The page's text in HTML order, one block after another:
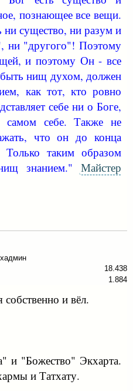
познающее все вещи.
существо, ни разум и
ни "другого"! Поэтому
и поэтому Он - все
нищ духом, должен
как тот, кто ровно
себе ни о Боге,
себе. Также не
что он до конца
таким образом
знанием." Майстер
18.438
1.884
и вёл.
и "Божество" Экхарта.
и Татхату.